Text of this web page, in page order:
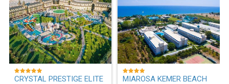
CRYSTAL PRESTIGE ELITE MIAROSA KEMER BEACH